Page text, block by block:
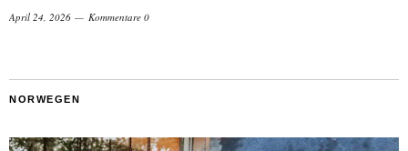
April 24, 2026 Kommentare 0
NORWEGEN